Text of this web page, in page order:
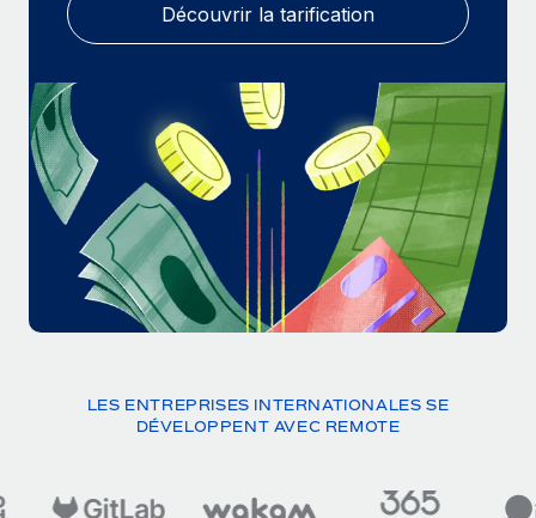
Découvrir la tarification
LES ENTREPRISES INTERNATIONALES SE
DÉVELOPPENT AVEC REMOTE